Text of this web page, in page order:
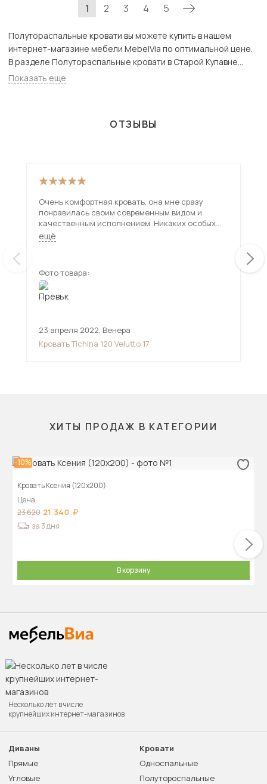
1 2 3 4 5
Полутораспальные кровати вы можете купить в нашем
интернет-магазине мебели MebelVia по оптимальной цене.
В разделе Полутораспальные кровати в Старой Купавне
представлен широкий ассортимент товаров с доставкой в
Москве и Подмосковью, включая Старая Купавна. Всего
Показать еще
ОТЗЫВЫ
Очень комфортная кровать, она мне сразу
понравилась своим современным видом и
качественным исполнением. Никаких особых
проблем в этой мебели не заметила, ребёнок
доволен. Рекомендую.
ещё
Фото товара:
23 апреля 2022, Венера
Кровать Tichina 120 Velutto 17
ХИТЫ ПРОДАЖ В КАТЕГОРИИ
-10%
Кровать Ксения (120х200)
Цена
23 620 21 340
за 3 дня
В корзину
Несколько лет в числе
крупнейших интернет-магазинов
Диваны
Прямые
Угловые
Кровати
Односпальные
Полутороспальные